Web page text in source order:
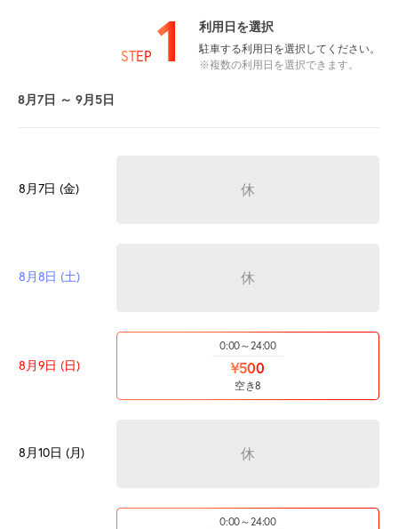
STEP 1 利用日を選択
駐車する利用日を選択してください。
※複数の利用日を選択できます。
8月7日 ～ 9月5日
8月7日 (金) 休
8月8日 (土) 休
8月9日 (日)
0:00～24:00
¥500
空き8
8月10日 (月) 休
0:00～24:00